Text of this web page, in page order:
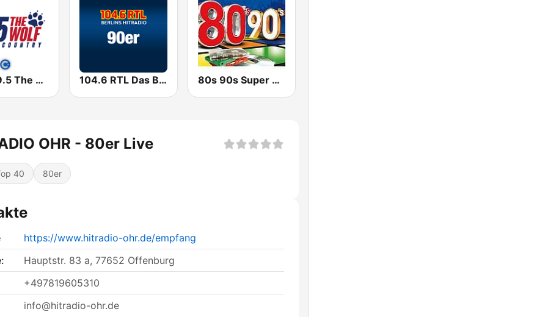
KPLX 99.5 The Wolf FM 104.6 RTL Das Beste der 90er 80s 90s Super Pop Hits
OHR - 80er Live
40 80er
https://www.hitradio-ohr.de/empfang
Hauptstr. 83 a, 77652 Offenburg
+497819605310
info@hitradio-ohr.de